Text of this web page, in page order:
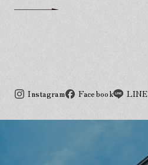
Instagram Facebook LINE